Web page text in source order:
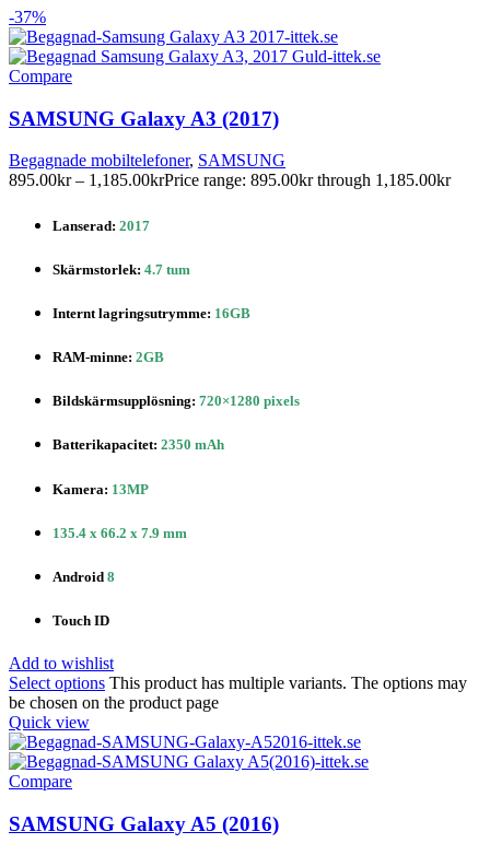
-37%
Compare
SAMSUNG Galaxy A3 (2017)
Begagnade mobiltelefoner, SAMSUNG
895.00kr – 1,185.00krPrice range: 895.00kr through 1,185.00kr
Lanserad: 2017
Skärmstorlek: 4.7 tum
Internt lagringsutrymme: 16GB
RAM-minne: 2GB
Bildskärmsupplösning: 720×1280 pixels
Batterikapacitet: 2350 mAh
Kamera: 13MP
135.4 x 66.2 x 7.9 mm
Android 8
Touch ID
Add to wishlist
Select options This product has multiple variants. The options may
be chosen on the product page
Quick view
Compare
SAMSUNG Galaxy A5 (2016)